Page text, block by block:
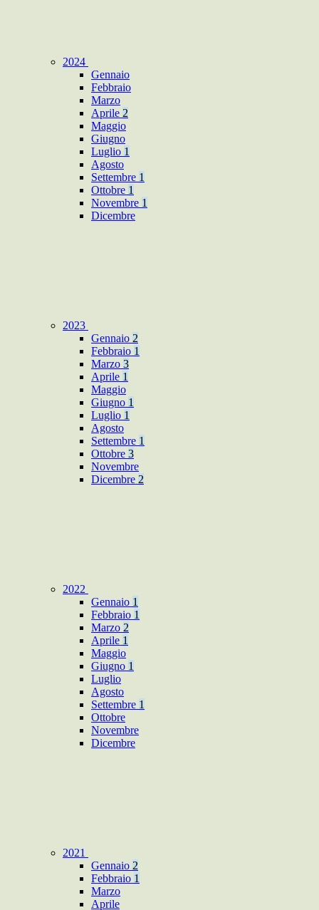
2024
Gennaio
Febbraio
Marzo
Aprile 2
Maggio
Giugno
Luglio 1
Agosto
Settembre 1
Ottobre 1
Novembre 1
Dicembre
2023
Gennaio 2
Febbraio 1
Marzo 3
Aprile 1
Maggio
Giugno 1
Luglio 1
Agosto
Settembre 1
Ottobre 3
Novembre
Dicembre 2
2022
Gennaio 1
Febbraio 1
Marzo 2
Aprile 1
Maggio
Giugno 1
Luglio
Agosto
Settembre 1
Ottobre
Novembre
Dicembre
2021
Gennaio 2
Febbraio 1
Marzo
Aprile